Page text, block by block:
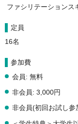
ファシリテーションス
定員
16名
参加費
会員: 無料
非会員: 3,000円
非会員(初回お試し